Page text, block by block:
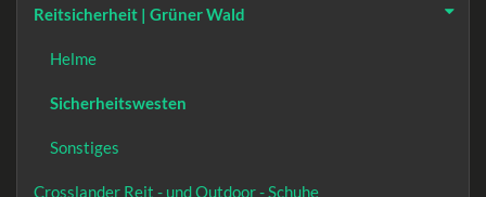
Reitsicherheit | Grüner Wald
Helme
Sicherheitswesten
Sonstiges
Crosslander Reit - und Outdoor - Schuhe